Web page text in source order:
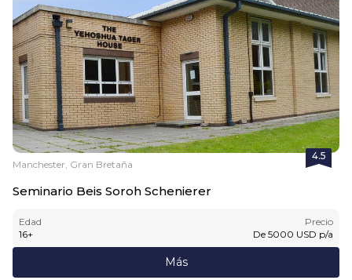
4.5
Manchester, Gran Bretaña
Seminario Beis Soroh Schenierer
Edad
16+
Precio
De 5000 USD p/a
Más